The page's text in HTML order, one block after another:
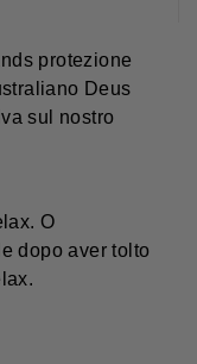
protezione
Deus
sul nostro
O
dopo aver tolto